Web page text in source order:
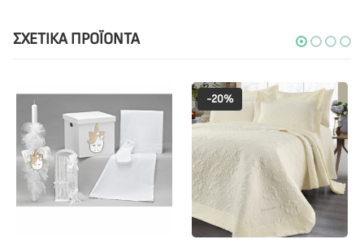
ΣΧΕΤΙΚΆ ΠΡΟΪΌΝΤΑ
-20%